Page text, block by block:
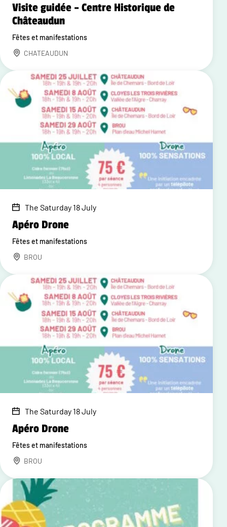
Visite guidée – Centre Historique de
Châteaudun
Fêtes et manifestations
CHATEAUDUN
The Saturday 18 July
Apéro Drone
Fêtes et manifestations
BROU
The Saturday 18 July
Apéro Drone
Fêtes et manifestations
BROU